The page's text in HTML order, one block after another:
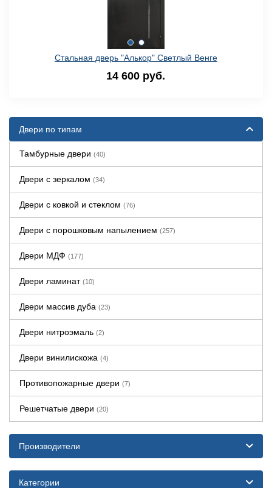
Стальная дверь "Алькор" Светлый Венге
14 600 руб.
Двери по типам
Тамбурные двери (40)
Двери с зеркалом (34)
Двери с ковкой и стеклом (76)
Двери с порошковым напылением (257)
Двери МДФ (177)
Двери ламинат (10)
Двери массив дуба (23)
Двери нитроэмаль (2)
Двери винилискожа (4)
Противопожарные двери (7)
Решетчатые двери (20)
Производители
Категории